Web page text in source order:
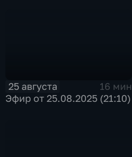
25 августа
16 мин
Эфир от 25.08.2025 (21:10)